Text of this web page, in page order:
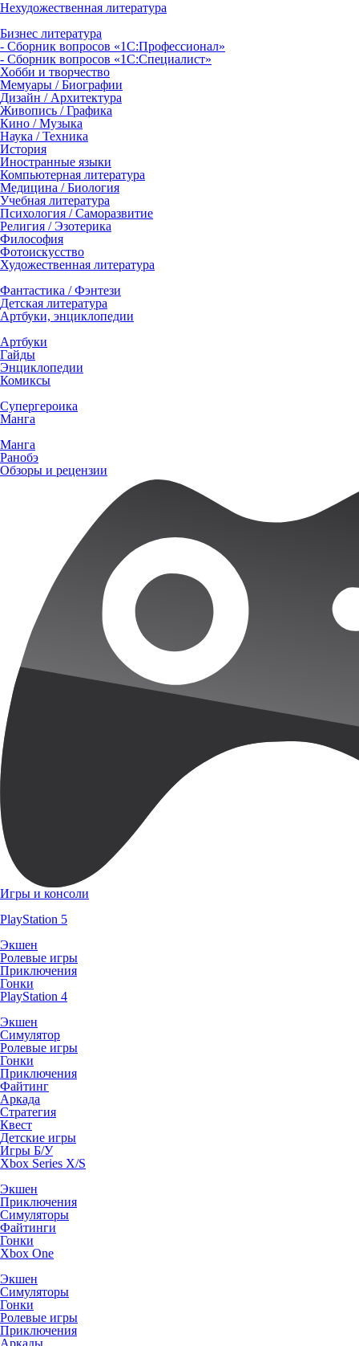
Нехудожественная литература
Бизнес литература
- Сборник вопросов «1С:Профессионал»
- Сборник вопросов «1С:Специалист»
Хобби и творчество
Мемуары / Биографии
Дизайн / Архитектура
Живопись / Графика
Кино / Музыка
Наука / Техника
История
Иностранные языки
Компьютерная литература
Медицина / Биология
Учебная литература
Психология / Саморазвитие
Религия / Эзотерика
Философия
Фотоискусство
Художественная литература
Фантастика / Фэнтези
Детская литература
Артбуки, энциклопедии
Артбуки
Гайды
Энциклопедии
Комиксы
Супергероика
Манга
Манга
Ранобэ
Обзоры и рецензии
Игры и консоли
PlayStation 5
Экшен
Ролевые игры
Приключения
Гонки
PlayStation 4
Экшен
Симулятор
Ролевые игры
Гонки
Приключения
Файтинг
Аркада
Стратегия
Квест
Детские игры
Игры Б/У
Xbox Series X/S
Экшен
Приключения
Симуляторы
Файтинги
Гонки
Xbox One
Экшен
Симуляторы
Гонки
Ролевые игры
Приключения
Аркады